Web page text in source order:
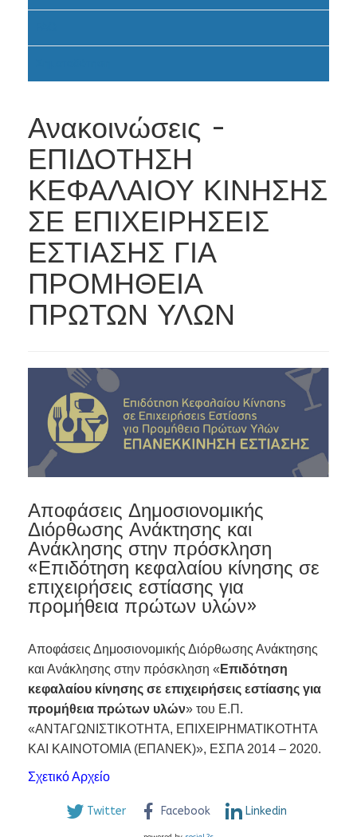
Ανακοινώσεις -
ΕΠΙΔΟΤΗΣΗ
ΚΕΦΑΛΑΙΟΥ ΚΙΝΗΣΗΣ
ΣΕ ΕΠΙΧΕΙΡΗΣΕΙΣ
ΕΣΤΙΑΣΗΣ ΓΙΑ
ΠΡΟΜΗΘΕΙΑ
ΠΡΩΤΩΝ ΥΛΩΝ
Αποφάσεις Δημοσιονομικής
Διόρθωσης Ανάκτησης και
Ανάκλησης στην πρόσκληση
«Επιδότηση κεφαλαίου κίνησης σε
επιχειρήσεις εστίασης για
προμήθεια πρώτων υλών»
Αποφάσεις Δημοσιονομικής Διόρθωσης Ανάκτησης
και Ανάκλησης στην πρόσκληση « Επιδότηση
κεφαλαίου κίνησης σε επιχειρήσεις εστίασης για
προμήθεια πρώτων υλών» του Ε.Π.
«ΑΝΤΑΓΩΝΙΣΤΙΚΟΤΗΤΑ, ΕΠΙΧΕΙΡΗΜΑΤΙΚΟΤΗΤΑ
ΚΑΙ ΚΑΙΝΟΤΟΜΙΑ (ΕΠΑΝΕΚ)», ΕΣΠΑ 2014 – 2020.
Σχετικό Αρχείο
Twitter Facebook Linkedin